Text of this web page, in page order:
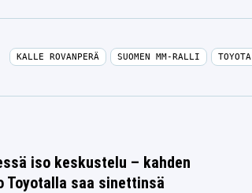
KALLE ROVANPERÄ SUOMEN MM-RALLI TOYOTA
iso keskustelu – kahden
Toyotalla saa sinettinsä